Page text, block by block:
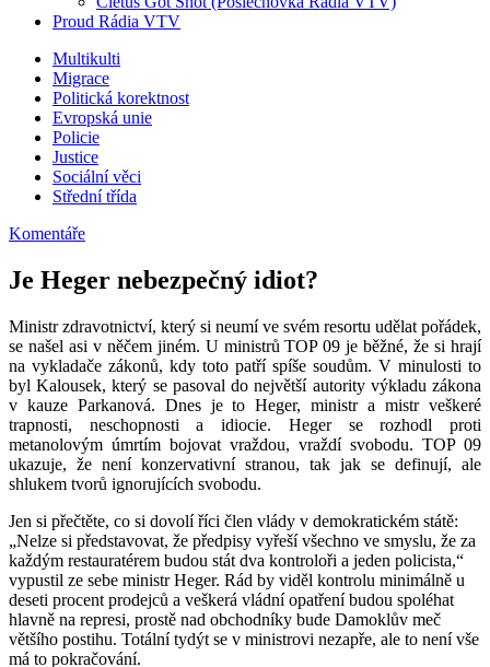
Proud Rádia VTV
Sub
menu
Multikulti
Migrace
Politická korektnost
Evropská unie
Policie
Justice
Sociální věci
Střední třída
Komentáře
Je Heger nebezpečný idiot?
Ministr zdravotnictví, který si neumí ve svém resortu udělat pořádek,
se našel asi v něčem jiném. U ministrů TOP 09 je běžné, že si hrají
na vykladače zákonů, kdy toto patří spíše soudům. V minulosti to
byl Kalousek, který se pasoval do největší autority výkladu zákona
v kauze Parkanová. Dnes je to Heger, ministr a mistr veškeré
trapnosti, neschopnosti a idiocie. Heger se rozhodl proti
metanolovým úmrtím bojovat vraždou, vraždí svobodu. TOP 09
ukazuje, že není konzervativní stranou, tak jak se definují, ale
shlukem tvorů ignorujících svobodu.
Jen si přečtěte, co si dovolí říci člen vlády v demokratickém státě:
„Nelze si představovat, že předpisy vyřeší všechno ve smyslu, že za
každým restauratérem budou stát dva kontroloři a jeden policista,“
vypustil ze sebe ministr Heger. Rád by viděl kontrolu minimálně u
deseti procent prodejců a veškerá vládní opatření budou spoléhat
hlavně na represi, prostě nad obchodníky bude Damoklův meč
většího postihu. Totální tydýt se v ministrovi nezapře, ale to není vše
má to pokračování.